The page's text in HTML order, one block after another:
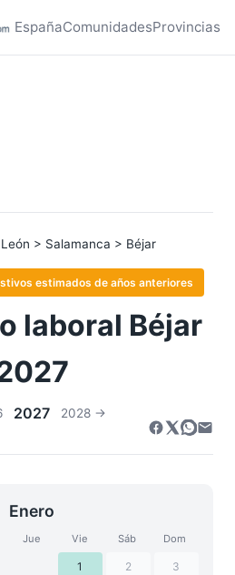
EspañaComunidadesProvincias
> Salamanca > Béjar
estimados de años anteriores
laboral Béjar
2027 2028 →
Enero
Jue Vie Sáb Dom
1 2 3